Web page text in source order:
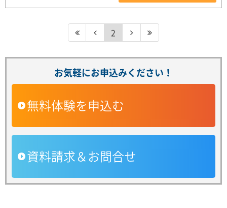
2
お気軽にお申込みください！
無料体験を申込む
資料請求＆お問合せ